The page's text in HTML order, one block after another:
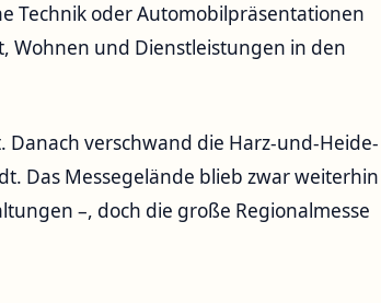
Technik oder Automobilpräsentationen
Wohnen und Dienstleistungen in den
Danach verschwand die Harz-und-Heide-
Das Messegelände blieb zwar weiterhin
–, doch die große Regionalmesse